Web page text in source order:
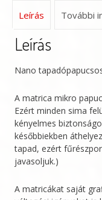
Leírás További
Leírás
Nano
A matrica mikro
Ezért minden sima
kényelmes
későbbiekben
tapad, ezért
javasoljuk.)
A matricákat saját